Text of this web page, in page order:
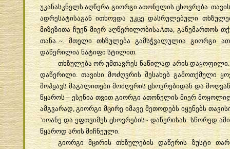
უკანასკნელს აღწერა გიორგი ათონელის ცხოვრება.თავის
ადრესატისაგან ითხოვდა უკცე დასრულებული
მიზეზითა ჩუენ მიერ აღწერილობისაÁთა ,განემართოს
თანა..~. მთელი თხზულება გამსჭვალულია გიორგი
დაწერილია ნატიფი სტილით.
თხზულება ორ უმთავრეს ნაწილად არის დაყოფილი
დაწერილი.თავისი მოძღვრის შესახებ გამოთქმული
მოჰყავს მაგალითები მოძღვრის ცხოვრებიდან და
წყაროს–ესენია თვით გიორგი ათონელის მიერ
ამგვარად,გიორგი მცირე იმავე მეთოდებს იყენებს
`იოანე და ეფთვიმეს ცხოვრების~დაწერისას.სწორედ
წყაროდ არის მიჩნეული.
გიორგი
მცირის თხზულების დაწერის ზუსტი